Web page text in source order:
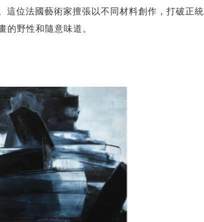
位法國藝術家擅張以不同材料創作，打破正統
野性和隨意味道。